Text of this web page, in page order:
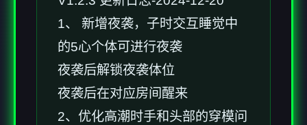
1、 新增夜袭，子时交互睡觉中
的5心个体可进行夜袭
夜袭后解锁夜袭体位
夜袭后在对应房间醒来
2、优化高潮时手和头部的穿模问